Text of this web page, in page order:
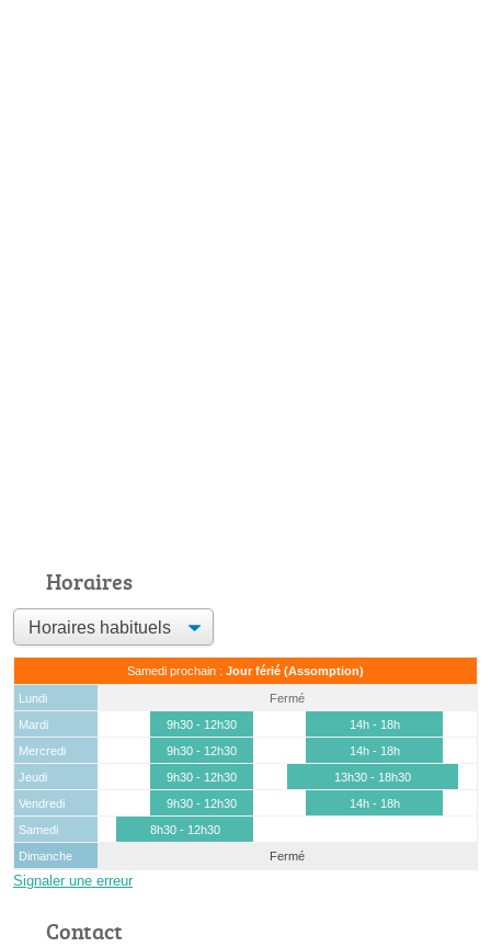
Horaires
Samedi prochain : Jour férié (Assomption)
Lundi
Fermé
Mardi
9h30 - 12h30
14h - 18h
Mercredi
9h30 - 12h30
14h - 18h
Jeudi
9h30 - 12h30
13h30 - 18h30
Vendredi
9h30 - 12h30
14h - 18h
Samedi
8h30 - 12h30
Dimanche
Fermé
Signaler une erreur
Contact